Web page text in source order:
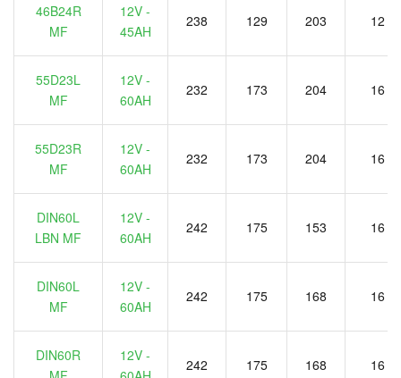
46B24R
MF
12V -
45AH
238 129 203 12
55D23L
MF
12V -
60AH
232 173 204 16
55D23R
MF
12V -
60AH
232 173 204 16
DIN60L
LBN MF
12V -
60AH
242 175 153 16
DIN60L
MF
12V -
60AH
242 175 168 16
DIN60R
12V -
242 175 168 16